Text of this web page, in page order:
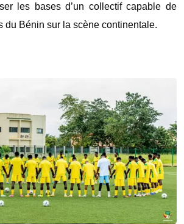
les bases d’un collectif capable de
du Bénin sur la scène continentale.